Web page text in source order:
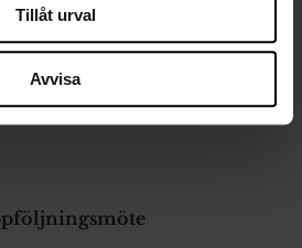
Tillåt urval
Avvisa